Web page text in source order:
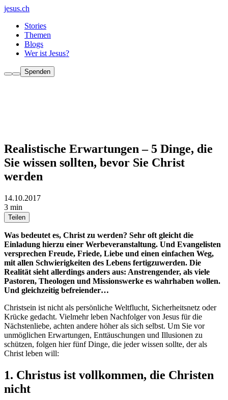
jesus.ch
Stories
Themen
Blogs
Wer ist Jesus?
Spenden
Realistische Erwartungen – 5 Dinge, die
Sie wissen sollten, bevor Sie Christ
werden
14.10.2017
3 min
Teilen
Was bedeutet es, Christ zu werden? Sehr oft gleicht die
Einladung hierzu einer Werbeveranstaltung. Und Evangelisten
versprechen Freude, Friede, Liebe und einen einfachen Weg,
mit allen Schwierigkeiten des Lebens fertigzuwerden. Die
Realität sieht allerdings anders aus: Anstrengender, als viele
Pastoren, Theologen und Missionswerke es wahrhaben wollen.
Und gleichzeitig befreiender…
Christsein ist nicht als persönliche Weltflucht, Sicherheitsnetz oder
Krücke gedacht. Vielmehr leben Nachfolger von Jesus für die
Nächstenliebe, achten andere höher als sich selbst. Um Sie vor
unmöglichen Erwartungen, Enttäuschungen und Illusionen zu
schützen, folgen hier fünf Dinge, die jeder wissen sollte, der als
Christ leben will:
1. Christus ist vollkommen, die Christen
nicht